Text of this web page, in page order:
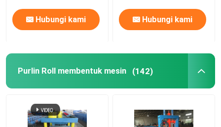
Stud dan lagu gulungan yang membentuk mesin
raya pagar pembatas roll membentuk mesin
Down Spout Roll Forming Machine
Shutter Pintu Mesin Roll Forming
Hubungi kami Hubungi kami
Purlin Roll membentuk mesin (142)